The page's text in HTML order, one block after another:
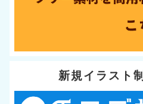
新規イラスト